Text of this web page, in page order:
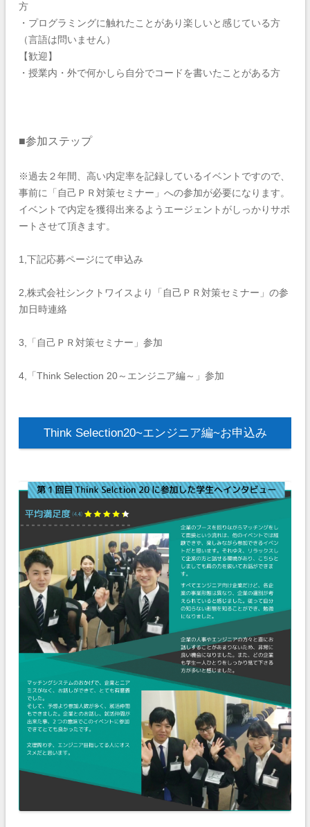
方
・プログラミングに触れたことがあり楽しいと感じている方
（言語は問いません）
【歓迎】
・授業内・外で何かしら自分でコードを書いたことがある方
■参加ステップ
※過去２年間、高い内定率を記録しているイベントですので、
事前に「自己ＰＲ対策セミナー」への参加が必要になります。
イベントで内定を獲得出来るようエージェントがしっかりサポ
ートさせて頂きます。
1,下記応募ページにて申込み
2,株式会社シンクトワイスより「自己ＰＲ対策セミナー」の参
加日時連絡
3,「自己ＰＲ対策セミナー」参加
4,「Think Selection 20～エンジニア編～」参加
Think Selection20~エンジニア編~お申込み